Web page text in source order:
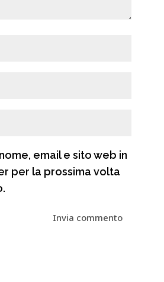
email e sito web in
per la prossima volta